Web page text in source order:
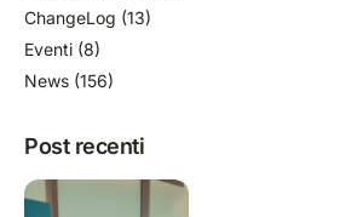
ChangeLog (13)
Eventi (8)
News (156)
Post recenti